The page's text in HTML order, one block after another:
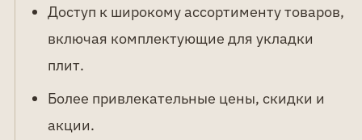
Доступ к широкому ассортименту товаров,
включая комплектующие для укладки
плит.
Более привлекательные цены, скидки и
акции.